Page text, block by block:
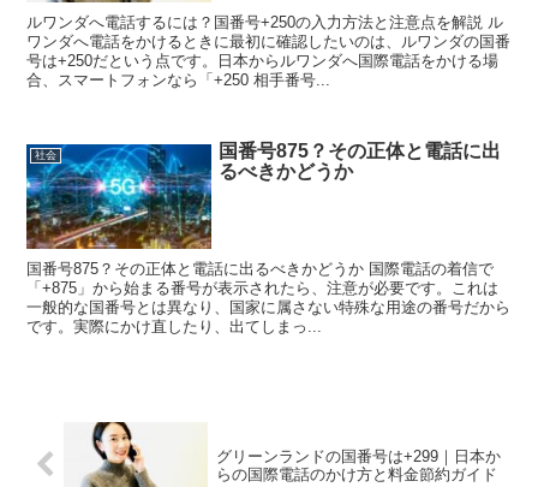
ルワンダへ電話するには？国番号+250の入力方法と注意点を解説 ル
ワンダへ電話をかけるときに最初に確認したいのは、ルワンダの国番
号は+250だという点です。日本からルワンダへ国際電話をかける場
合、スマートフォンなら「+250 相手番号...
社会
国番号875？その正体と電話に出
るべきかどうか
国番号875？その正体と電話に出るべきかどうか 国際電話の着信で
「+875」から始まる番号が表示されたら、注意が必要です。これは
一般的な国番号とは異なり、国家に属さない特殊な用途の番号だから
です。実際にかけ直したり、出てしまっ...
グリーンランドの国番号は+299｜日本か
らの国際電話のかけ方と料金節約ガイド